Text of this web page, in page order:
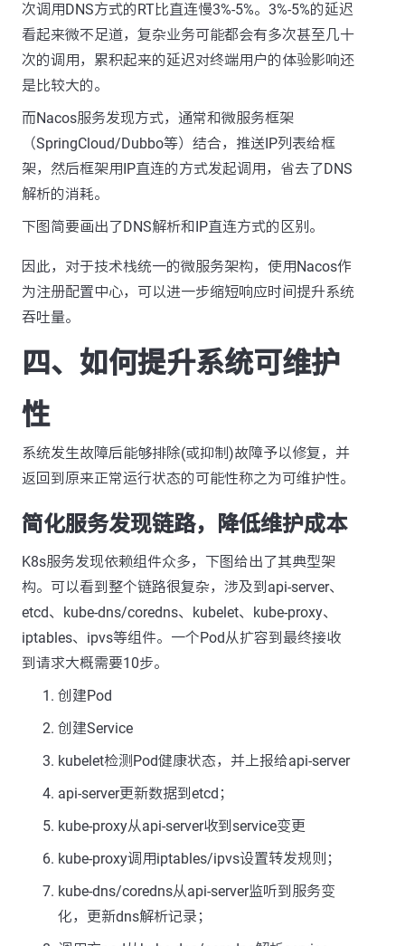
次调用DNS方式的RT比直连慢3%-5%。3%-5%的延迟
看起来微不足道，复杂业务可能都会有多次甚至几十
次的调用，累积起来的延迟对终端用户的体验影响还
是比较大的。
而Nacos服务发现方式，通常和微服务框架
（SpringCloud/Dubbo等）结合，推送IP列表给框
架，然后框架用IP直连的方式发起调用，省去了DNS
解析的消耗。
下图简要画出了DNS解析和IP直连方式的区别。
因此，对于技术栈统一的微服务架构，使用Nacos作
为注册配置中心，可以进一步缩短响应时间提升系统
吞吐量。
四、如何提升系统可维护
性
系统发生故障后能够排除(或抑制)故障予以修复，并
返回到原来正常运行状态的可能性称之为可维护性。
简化服务发现链路，降低维护成本
K8s服务发现依赖组件众多，下图给出了其典型架
构。可以看到整个链路很复杂，涉及到api-server、
etcd、kube-dns/coredns、kubelet、kube-proxy、
iptables、ipvs等组件。一个Pod从扩容到最终接收
到请求大概需要10步。
创建Pod
创建Service
kubelet检测Pod健康状态，并上报给api-server
api-server更新数据到etcd；
kube-proxy从api-server收到service变更
kube-proxy调用iptables/ipvs设置转发规则；
kube-dns/coredns从api-server监听到服务变
化，更新dns解析记录；